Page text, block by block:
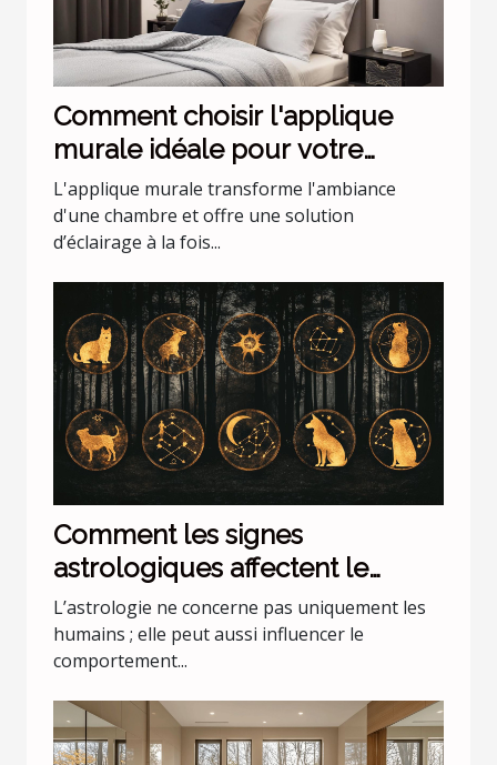
Comment choisir l'applique
murale idéale pour votre
chambre
L'applique murale transforme l'ambiance
d'une chambre et offre une solution
d’éclairage à la fois...
Comment les signes
astrologiques affectent le
comportement de nos animaux
domestiques
L’astrologie ne concerne pas uniquement les
humains ; elle peut aussi influencer le
comportement...